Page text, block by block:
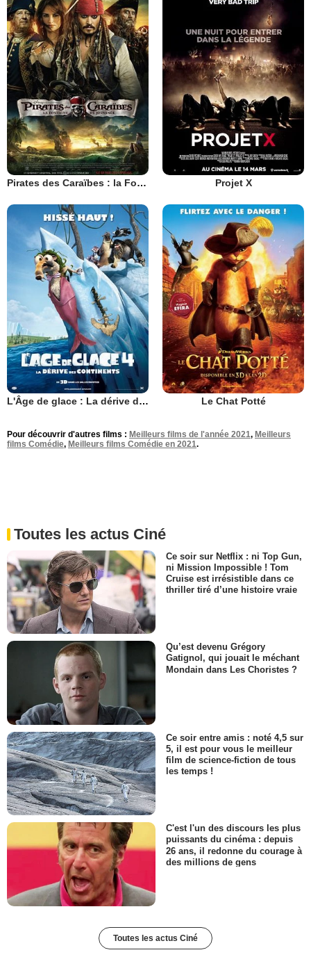
Pirates des Caraïbes : la Fontaine de Jouvence Projet X
L'Âge de glace : La dérive des continents Le Chat Potté
Pour découvrir d'autres films : Meilleurs films de l'année 2021, Meilleurs
films Comédie, Meilleurs films Comédie en 2021.
Toutes les actus Ciné
Ce soir sur Netflix : ni Top Gun,
ni Mission Impossible ! Tom
Cruise est irrésistible dans ce
thriller tiré d’une histoire vraie
Qu’est devenu Grégory
Gatignol, qui jouait le méchant
Mondain dans Les Choristes ?
Ce soir entre amis : noté 4,5 sur
5, il est pour vous le meilleur
film de science-fiction de tous
les temps !
C'est l'un des discours les plus
puissants du cinéma : depuis
26 ans, il redonne du courage à
des millions de gens
Toutes les actus Ciné